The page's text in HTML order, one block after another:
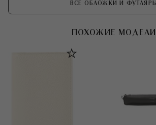
ВСЕ ОБЛОЖКИ И ФУТЛЯРЫ
ПОХОЖИЕ МОДЕЛИ